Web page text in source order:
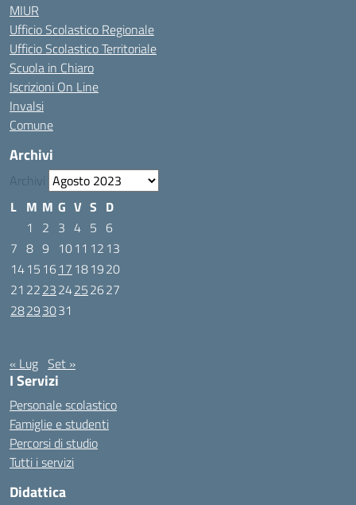
MIUR
Ufficio Scolastico Regionale
Ufficio Scolastico Territoriale
Scuola in Chiaro
Iscrizioni On Line
Invalsi
Comune
Archivi
Archivi
L M M G V S D
1
2 3 4 5 6
7 8 9 1011 12 13
1415 1617 181920
21 222324252627
28293031
« Lug Set »
I Servizi
Personale scolastico
Famiglie e studenti
Percorsi di studio
Tutti i servizi
Didattica